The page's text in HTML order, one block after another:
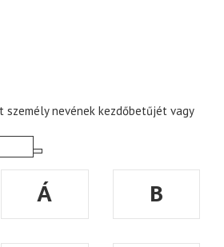
személy nevének kezdőbetűjét vagy
Á
B